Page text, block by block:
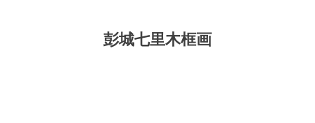
彭城七里木框画